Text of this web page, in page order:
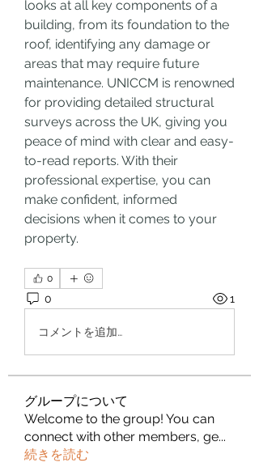
looks at all key components of a
building, from its foundation to the
roof, identifying any damage or
areas that may require future
maintenance. UNICCM is renowned
for providing detailed structural
surveys across the UK, giving you
peace of mind with clear and easy-
to-read reports. With their
professional expertise, you can
make confident, informed
decisions when it comes to your
property.
0
0 1
コメントを追加…
グループについて
Welcome to the group! You can
connect with other members, ge...
続きを読む